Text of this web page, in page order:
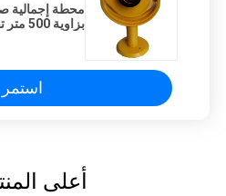
محطة إجمالية
استمر
أعلى